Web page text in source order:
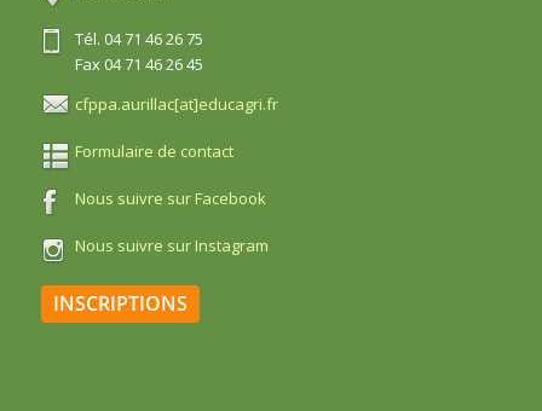
Tél. 04 71 46 26 75
Fax 04 71 46 26 45
cfppa.aurillac[at]educagri.fr
Formulaire de contact
Nous suivre sur Facebook
Nous suivre sur Instagram
INSCRIPTIONS